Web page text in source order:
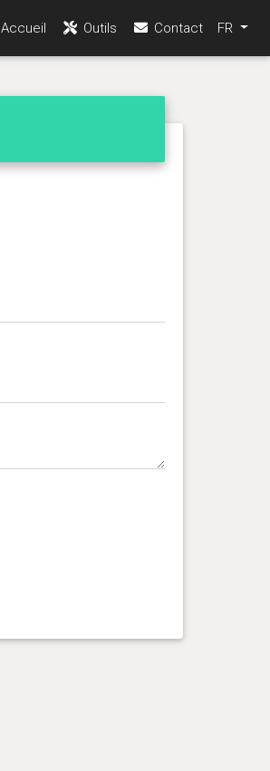
Accueil Outils Contact FR